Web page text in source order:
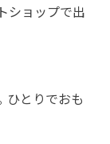
ショップで出
ひとりでおも